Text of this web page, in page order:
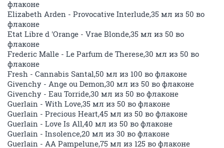
флаконе
Elizabeth Arden - Provocative Interlude,35 мл из 50 во
флаконе
Etat Libre d 'Orange - Vrae Blonde,35 мл из 50 во
флаконе
Frederic Malle - Le Parfum de Therese,30 мл из 50 во
флаконе
Fresh - Cannabis Santal,50 мл из 100 во флаконе
Givenchy - Ange ou Demon,30 мл из 50 во флаконе
Givenchy - Eau Torride,30 мл из 50 во флаконе
Guerlain - With Love,35 мл из 50 во флаконе
Guerlain - Precious Heart,45 мл из 50 во флаконе
Guerlain - Love Is All,40 мл из 50 во флаконе
Guerlain - Insolence,20 мл из 30 во флаконе
Guerlain - AA Pampelune,75 мл из 125 во флаконе